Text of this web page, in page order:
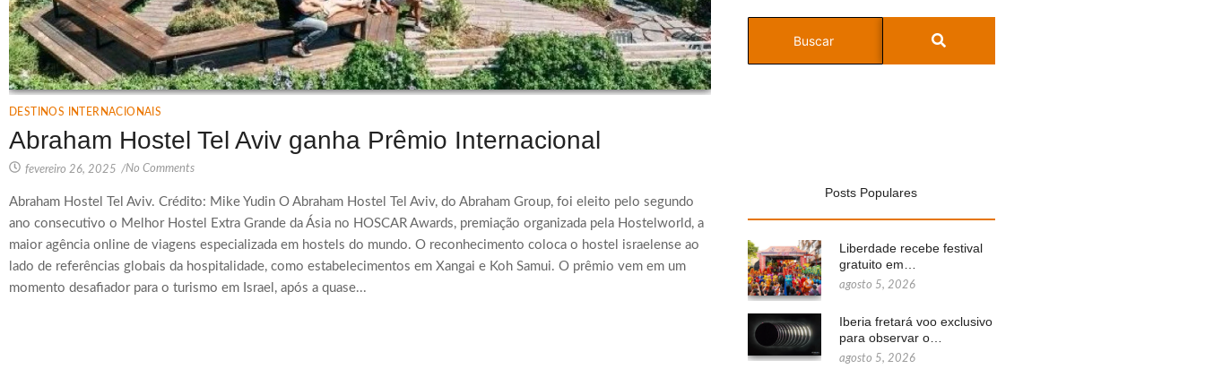
DESTINOS INTERNACIONAIS
Abraham Hostel Tel Aviv ganha Prêmio Internacional
fevereiro 26, 2025 /No Comments
Abraham Hostel Tel Aviv. Crédito: Mike Yudin O Abraham Hostel Tel Aviv, do Abraham Group, foi eleito pelo segundo
ano consecutivo o Melhor Hostel Extra Grande da Ásia no HOSCAR Awards, premiação organizada pela Hostelworld, a
maior agência online de viagens especializada em hostels do mundo. O reconhecimento coloca o hostel israelense ao
lado de referências globais da hospitalidade, como estabelecimentos em Xangai e Koh Samui. O prêmio vem em um
momento desafiador para o turismo em Israel, após a quase...
Posts Populares
Liberdade recebe festival
gratuito em…
agosto 5, 2026
Iberia fretará voo exclusivo
para observar o…
agosto 5, 2026